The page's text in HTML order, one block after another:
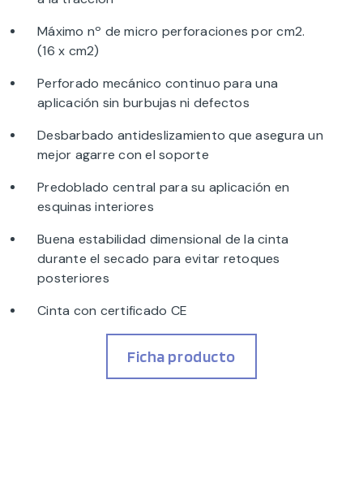
Máximo nº de micro perforaciones por cm2.
(16 x cm2)
Perforado mecánico continuo para una
aplicación sin burbujas ni defectos
Desbarbado antideslizamiento que asegura un
mejor agarre con el soporte
Predoblado central para su aplicación en
esquinas interiores
Buena estabilidad dimensional de la cinta
durante el secado para evitar retoques
posteriores
Cinta con certificado CE
Ficha producto